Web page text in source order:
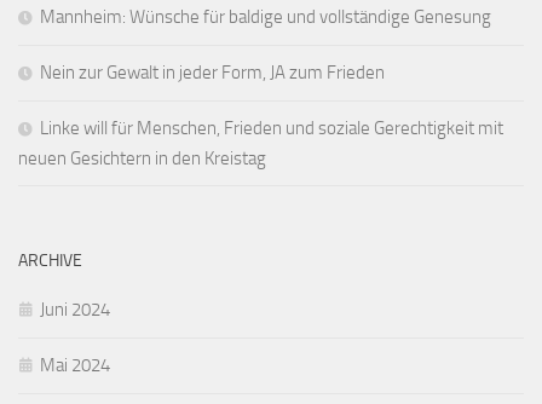
Mannheim: Wünsche für baldige und vollständige Genesung
Nein zur Gewalt in jeder Form, JA zum Frieden
Linke will für Menschen, Frieden und soziale Gerechtigkeit mit
neuen Gesichtern in den Kreistag
ARCHIVE
Juni 2024
Mai 2024